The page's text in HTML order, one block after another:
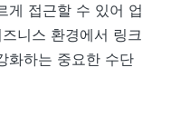
게 접근할 수 있어 업
니스 환경에서 링크
화하는 중요한 수단